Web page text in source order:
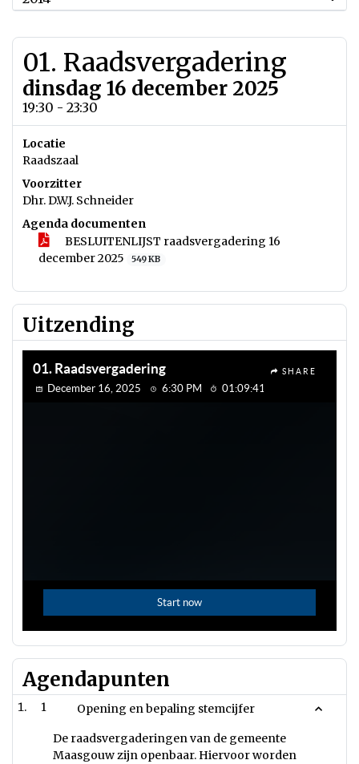
01. Raadsvergadering
dinsdag 16 december 2025
19:30 - 23:30
Locatie
Raadszaal
Voorzitter
Dhr. D.W.J. Schneider
Agenda documenten
BESLUITENLIJST raadsvergadering 16
december 2025
549 KB
Uitzending
Agendapunten
1 Opening en bepaling stemcijfer
De raadsvergaderingen van de gemeente
Maasgouw zijn openbaar. Hiervoor worden